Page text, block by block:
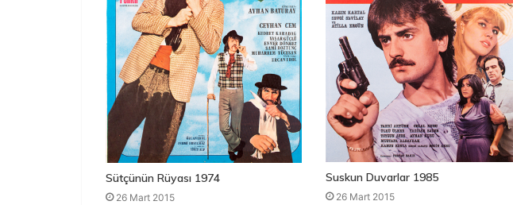
Sütçünün Rüyası 1974
26 Mart 2015
Suskun Duvarlar 1985
26 Mart 2015